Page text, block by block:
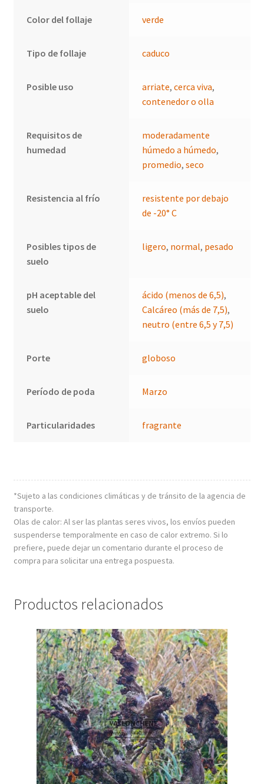
Color del follaje verde
Tipo de follaje caduco
Posible uso arriate,cerca viva,
contenedor o olla
Requisitos de
humedad
moderadamente
húmedo a húmedo,
promedio,seco
Resistencia al frío
resistente por debajo
de -20° C
Posibles tipos de
suelo
ligero, normal, pesado
pH aceptable del
suelo
ácido (menos de 6,5),
Calcáreo (más de 7,5),
neutro (entre 6,5 y 7,5)
Porte globoso
Período de poda Marzo
Particularidades fragrante
*Sujeto a las condiciones climáticas y de tránsito de la agencia de
transporte.
Olas de calor: Al ser las plantas seres vivos, los envíos pueden
suspenderse temporalmente en caso de calor extremo. Si lo
prefiere, puede dejar un comentario durante el proceso de
compra para solicitar una entrega pospuesta.
Productos relacionados